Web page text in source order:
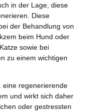
in der Lage, diese
Diese
der Behandlung von
beim Hund oder
sowie bei
zu einem wichtigen
eine regenerierende
und wirkt sich daher
oder gestressten